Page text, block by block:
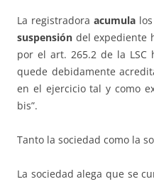
La registradora acumulalos
suspensión del expediente
por el art. 265.2 de la LSC
quede debidamente
en el ejercicio tal y como
bis”.
Tanto la sociedad como la
La sociedad alega que se